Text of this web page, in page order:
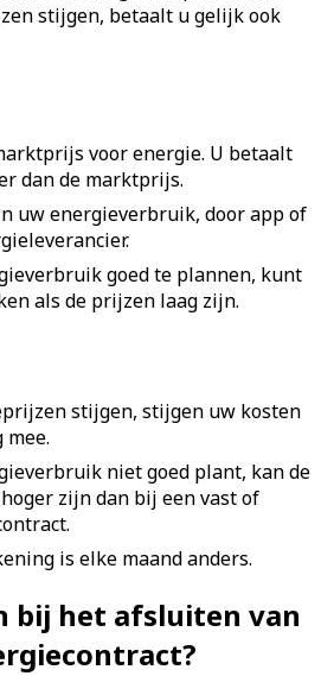
stijgen, betaalt u gelijk ook
voor energie. U betaalt
dan de marktprijs.
uw energieverbruik, door app of
goed te plannen, kunt
als de prijzen laag zijn.
stijgen, stijgen uw kosten
mee.
niet goed plant, kan de
zijn dan bij een vast of
is elke maand anders.
bij het afsluiten van